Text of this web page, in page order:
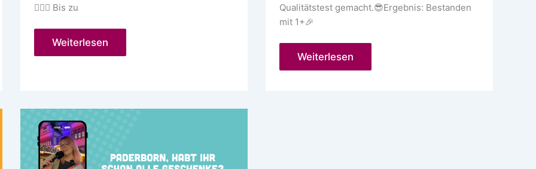
😮‍💨💥 Bis zu
Sofa
zu
40
%
Weiterlesen
Qualitätstest gemacht.😎Ergebnis: Bestanden
mit 1+🎉
Gute
Weiterlesen